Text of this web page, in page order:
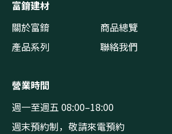
富錥建材
關於富錥
商品總覽
產品系列
聯絡我們
營業時間
週一至週五 08:00–18:00
週末預約制，敬請來電預約